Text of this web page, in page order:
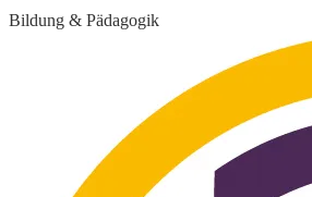
Bildung & Pädagogik